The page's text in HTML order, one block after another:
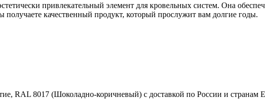
привлекательный элемент для кровельных систем. Она
качественный продукт, который прослужит вам долгие годы.
RAL 8017 (Шоколадно-коричневый) с доставкой по России и странам